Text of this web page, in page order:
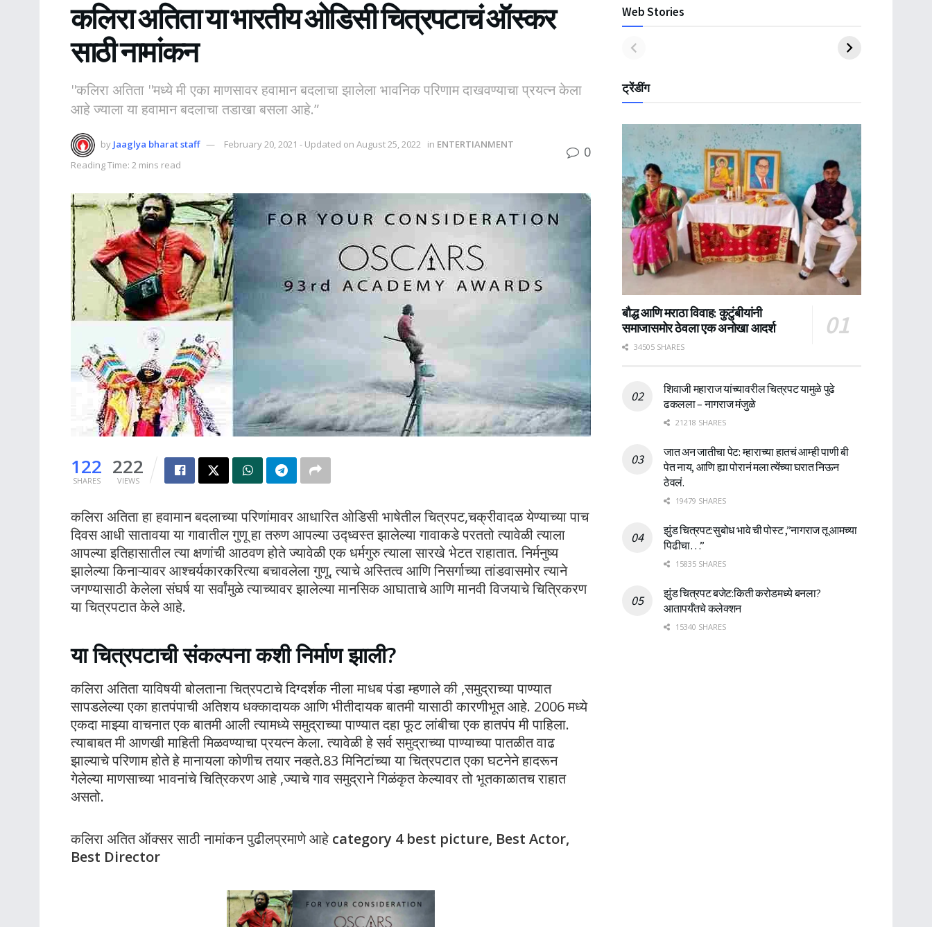
कलिरा अतिता या भारतीय ओडिसी चित्रपटाचं ऑस्कर
साठी नामांकन
''कलिरा अतिता ''मध्ये मी एका माणसावर हवामान बदलाचा झालेला भावनिक परिणाम दाखवण्याचा प्रयत्न केला
आहे ज्याला या हवामान बदलाचा तडाखा बसला आहे.”
by Jaaglya bharat staff February 20, 2021 - Updated on August 25, 2022 in ENTERTIANMENT
Reading Time: 2 mins read
0
122
SHARES
222
VIEWS
कलिरा अतिता हा हवामान बदलाच्या परिणांमावर आधारित ओडिसी भाषेतील चित्रपट,चक्रीवादळ येण्याच्या पाच
दिवस आधी सातावया या गावातील गुणू हा तरुण आपल्या उद्ध्वस्त झालेल्या गावाकडे परततो त्यावेळी त्याला
आपल्या इतिहासातील त्या क्षणांची आठवण होते ज्यावेळी एक धर्मगुरु त्याला सारखे भेटत राहातात. निर्मनुष्य
झालेल्या किनाऱ्यावर आश्चर्यकारकरित्या बचावलेला गुणू, त्याचे अस्तित्व आणि निसर्गाच्या तांडवासमोर त्याने
जगण्यासाठी केलेला संघर्ष या सर्वांमुळे त्याच्यावर झालेल्या मानसिक आघाताचे आणि मानवी विजयाचे चित्रिकरण
या चित्रपटात केले आहे.
या चित्रपटाची संकल्पना कशी निर्माण झाली?
कलिरा अतिता याविषयी बोलताना चित्रपटाचे दिग्दर्शक नीला माधब पंडा म्हणाले की ,समुद्राच्या पाण्यात
सापडलेल्या एका हातपंपाची अतिशय धक्कादायक आणि भीतीदायक बातमी यासाठी कारणीभूत आहे. 2006 मध्ये
एकदा माझ्या वाचनात एक बातमी आली त्यामध्ये समुद्राच्या पाण्यात दहा फूट लांबीचा एक हातपंप मी पाहिला.
त्याबाबत मी आणखी माहिती मिळवण्याचा प्रयत्न केला. त्यावेळी हे सर्व समुद्राच्या पाण्याच्या पातळीत वाढ
झाल्याचे परिणाम होते हे मानायला कोणीच तयार नव्हते.83 मिनिटांच्या या चित्रपटात एका घटनेने हादरून
गेलेल्या माणसाच्या भावनांचे चित्रिकरण आहे ,ज्याचे गाव समुद्राने गिळंकृत केल्यावर तो भूतकाळातच राहात
असतो.
कलिरा अतित ऑक्सर साठी नामांकन पुढीलप्रमाणे आहे category 4 best picture, Best Actor,
Best Director
Web Stories
ट्रेंडींग
बौद्ध आणि मराठा विवाह: कुटुंबीयांनी
समाजासमोर ठेवला एक अनोखा आदर्श
34505 SHARES
शिवाजी महाराज यांच्यावरील चित्रपट यामुळे पुढे
ढकलला – नागराज मंजुळे
21218 SHARES
जात अन जातीचा पेट: म्हाराच्या हातचं आम्ही पाणी बी
पेत नाय, आणि ह्या पोरानं मला त्येंच्या घरात निऊन
ठेवलं.
19479 SHARES
झुंड चित्रपट:सुबोध भावे ची पोस्ट ,”नागराज तू आमच्या
पिढीचा…”
15835 SHARES
झुंड चित्रपट बजेट:किती करोडमध्ये बनला?
आतापर्यँतचे कलेक्शन
15340 SHARES